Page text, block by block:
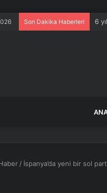
Son Dakika Haberleri 6
/ İspanya’da yeni bir sol